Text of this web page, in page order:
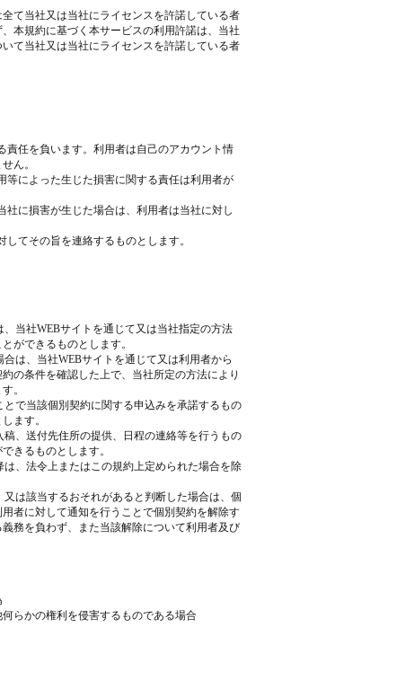
て当社又は当社にライセンスを許諾している者
本規約に基づく本サービスの利用許諾は、当社
て当社又は当社にライセンスを許諾している者
責任を負います。利用者は自己のアカウント情
ん。
等によった生じた損害に関する責任は利用者が
に損害が生じた場合は、利用者は当社に対し
てその旨を連絡するものとします。
当社WEBサイトを通じて又は当社指定の方法
ができるものとします。
は、当社WEBサイトを通じて又は利用者から
の条件を確認した上で、当社所定の方法により
。
で当該個別契約に関する申込みを承諾するもの
ます。
、送付先住所の提供、日程の連絡等を行うもの
きるものとします。
、法令上またはこの規約上定められた場合を除
は該当するおそれがあると判断した場合は、個
者に対して通知を行うことで個別契約を解除す
務を負わず、また当該解除について利用者及び
らかの権利を侵害するものである場合